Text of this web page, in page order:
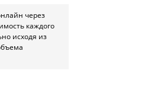
через
каждого
исходя из